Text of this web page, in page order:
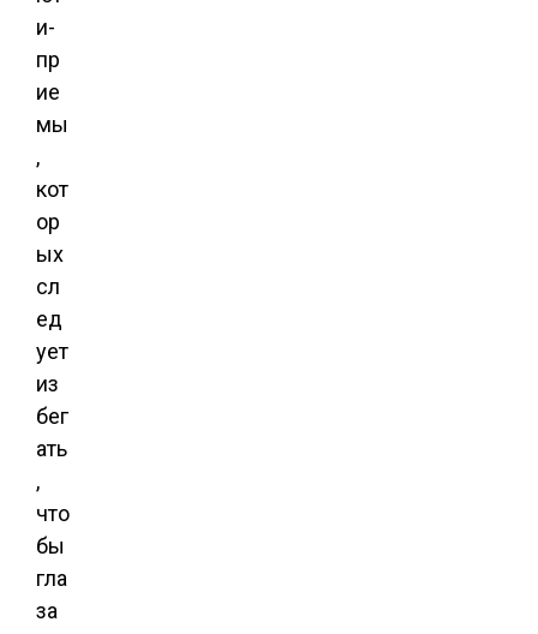
и-
пр
ие
мы
,
кот
ор
ых
сл
ед
ует
из
бег
ать
,
что
бы
гла
за